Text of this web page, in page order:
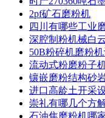
2pf矿石磨粉机
四川有哪些工业
深腔制粉机械白
50B粉碎机磨粉
流动式粉磨粉子
镶嵌磨粉结构砂
进口高龄土开采
崇礼有哪几个方
石油焦磨粉机哪